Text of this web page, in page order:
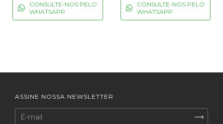
CONSULTE-NOS PELO
WHATSAPP
CONSULTE-NOS PELO
WHATSAPP
ASSINE NOSSA NEWSLETTER